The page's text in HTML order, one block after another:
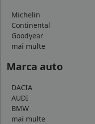
Michelin
Continental
Goodyear
mai multe
Marca auto
DACIA
AUDI
BMW
mai multe